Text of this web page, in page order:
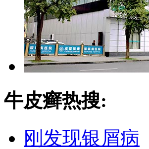
牛皮癣热搜:
刚发现银屑病